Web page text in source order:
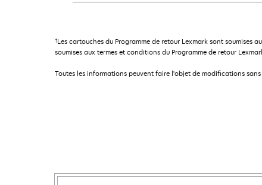
†Les cartouches du Programme de retour Lexmark sont
soumises aux termes et conditions du Programme de retour
Toutes les informations peuvent faire l'objet de modifications